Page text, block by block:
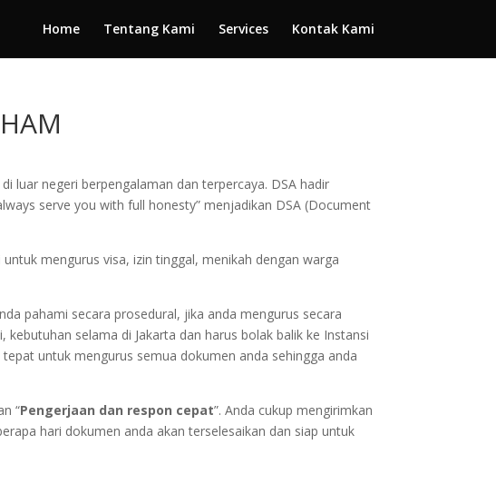
Home Tentang Kami Services Kontak Kami
luar negeri berpengalaman dan terpercaya. DSA hadir
serve you with full honesty” menjadikan DSA (Document
mengurus visa, izin tinggal, menikah dengan warga
pahami secara prosedural, jika anda mengurus secara
selama di Jakarta dan harus bolak balik ke Instansi
untuk mengurus semua dokumen anda sehingga anda
“Pengerjaan dan respon cepat”. Anda cukup mengirimkan
hari dokumen anda akan terselesaikan dan siap untuk